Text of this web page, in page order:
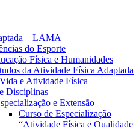
– LAMA
do Esporte
Física e Humanidades
da Atividade Física Adaptada
e Atividade Física
Disciplinas
e Extensão
Curso de Especialização
“Atividade Física e Qualidade